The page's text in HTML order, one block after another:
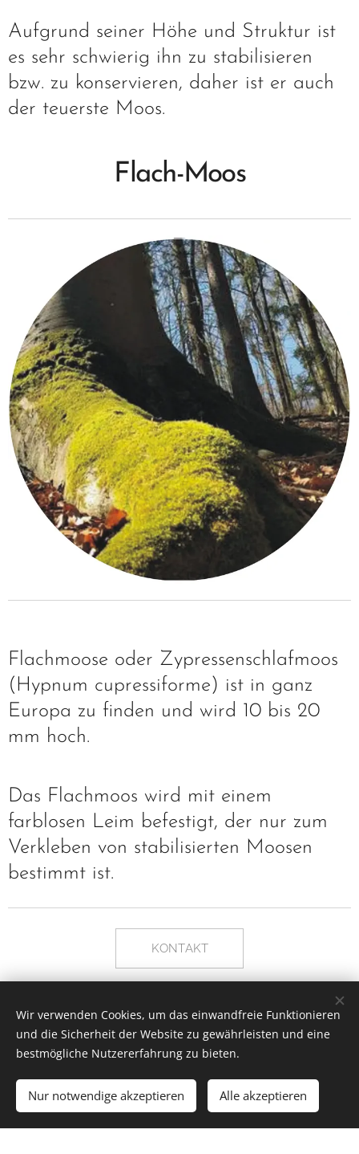
Aufgrund seiner Höhe und Struktur ist
es sehr schwierig ihn zu stabilisieren
bzw. zu konservieren, daher ist er auch
der teuerste Moos.
Flach-Moos
Flachmoose oder Zypressenschlafmoos
(Hypnum cupressiforme) ist in ganz
Europa zu finden und wird 10 bis 20
mm hoch.
Das Flachmoos wird mit einem
farblosen Leim befestigt, der nur zum
Verkleben von stabilisierten Moosen
bestimmt ist.
KONTAKT
MOOOS.de | Alle Rechte vorbehalten 2019
Unterstützt vonWebnode Cookies
Erstellen Sie Ihre Webseite gratis! Los geht´s
Wir verwenden Cookies, um das einwandfreie Funktionieren
und die Sicherheit der Website zu gewährleisten und eine
bestmögliche Nutzererfahrung zu bieten.
Nur notwendige akzeptieren Alle akzeptieren